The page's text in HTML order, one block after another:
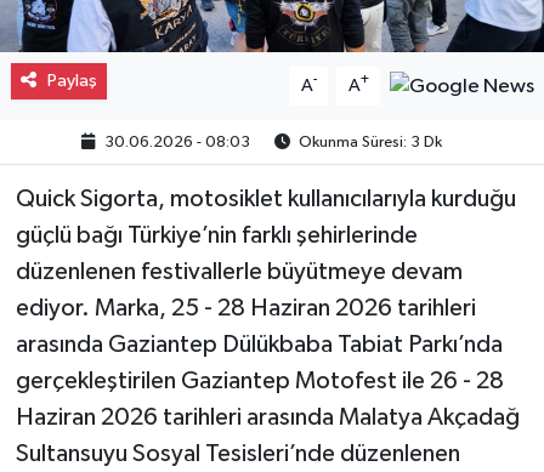
Paylaş A- A+
30.06.2026 - 08:03 Okunma Süresi: 3 Dk
Quick Sigorta, motosiklet kullanıcılarıyla kurduğu
güçlü bağı Türkiye’nin farklı şehirlerinde
düzenlenen festivallerle büyütmeye devam
ediyor. Marka, 25 - 28 Haziran 2026 tarihleri
arasında Gaziantep Dülükbaba Tabiat Parkı’nda
gerçekleştirilen Gaziantep Motofest ile 26 - 28
Haziran 2026 tarihleri arasında Malatya Akçadağ
Sultansuyu Sosyal Tesisleri’nde düzenlenen